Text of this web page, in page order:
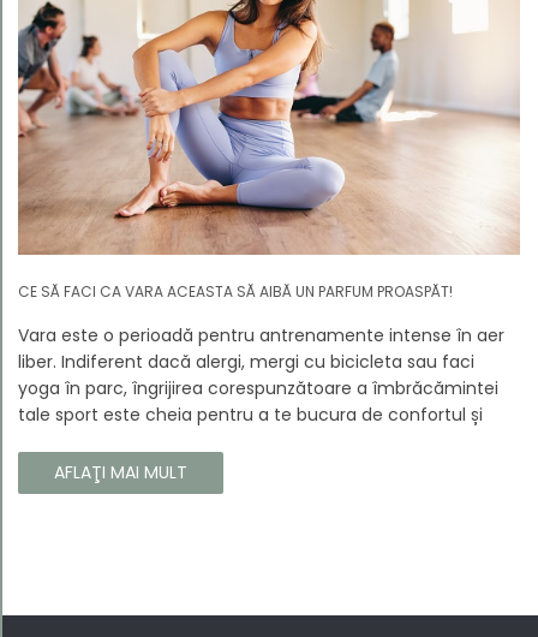
CE SĂ FACI CA VARA ACEASTA SĂ AIBĂ UN PARFUM PROASPĂT!
Vara este o perioadă pentru antrenamente intense în aer
liber. Indiferent dacă alergi, mergi cu bicicleta sau faci
yoga în parc, îngrijirea corespunzătoare a îmbrăcămintei
tale sport este cheia pentru a te bucura de confortul și
cum să vă îngrijiți corect îmbrăcămintea sport, astfel încât
să își păstreze proprietățile chiar și în timpul celor mai
AFLAŢI MAI MULT